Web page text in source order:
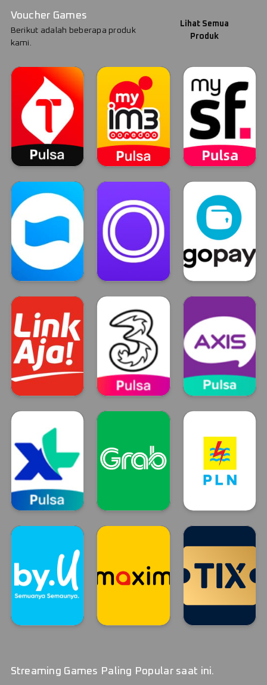
Voucher Games
Berikut adalah beberapa produk
kami.
Lihat Semua
Produk
TELKOMSEL INDOSAT Smartfren
DANA OVO GO PAY
LinkAja TRI Axis
XL GRAB PLN
Streaming Games Paling Popular saat ini.